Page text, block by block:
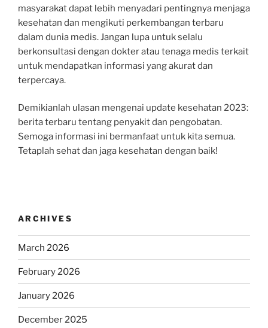
masyarakat dapat lebih menyadari pentingnya menjaga
kesehatan dan mengikuti perkembangan terbaru
dalam dunia medis. Jangan lupa untuk selalu
berkonsultasi dengan dokter atau tenaga medis terkait
untuk mendapatkan informasi yang akurat dan
terpercaya.
Demikianlah ulasan mengenai update kesehatan 2023:
berita terbaru tentang penyakit dan pengobatan.
Semoga informasi ini bermanfaat untuk kita semua.
Tetaplah sehat dan jaga kesehatan dengan baik!
ARCHIVES
March 2026
February 2026
January 2026
December 2025